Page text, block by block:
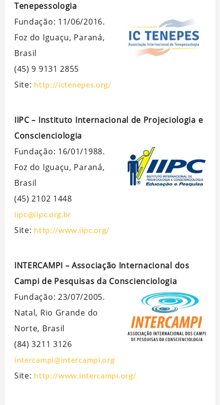
Tenepessologia
Fundação: 11/06/2016.
Foz do Iguaçu, Paraná,
Brasil
(45) 9 9131 2855
Site: http://ictenepes.org/
IIPC – Instituto Internacional de Projeciologia e
Conscienciologia
Fundação: 16/01/1988.
Foz do Iguaçu, Paraná,
Brasil
(45) 2102 1448
iipc@iipc.org.br
Site: http://www.iipc.org/
INTERCAMPI – Associação Internacional dos
Campi de Pesquisas da Conscienciologia
Fundação: 23/07/2005.
Natal, Rio Grande do
Norte, Brasil
(84) 3211 3126
intercampi@intercampi.org
Site: http://www.intercampi.org/